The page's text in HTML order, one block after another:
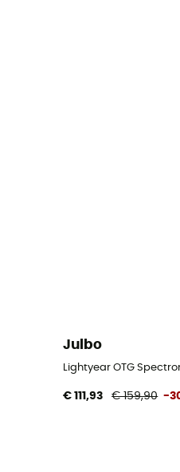
Julbo
Lightyear OTG
€ 111,93 € 159,90 -